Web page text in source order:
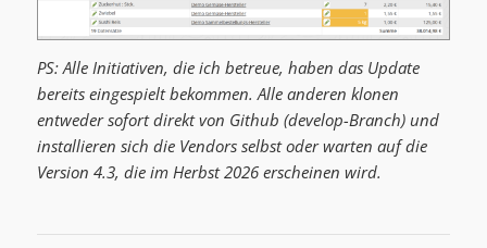
PS: Alle Initiativen, die ich betreue, haben das Update
bereits eingespielt bekommen. Alle anderen klonen
entweder sofort direkt von Github (develop-Branch) und
installieren sich die Vendors selbst oder warten auf die
Version 4.3, die im Herbst 2026 erscheinen wird.